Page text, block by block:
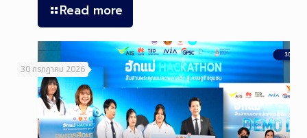
Read more
30 กรกฎาคม 2026